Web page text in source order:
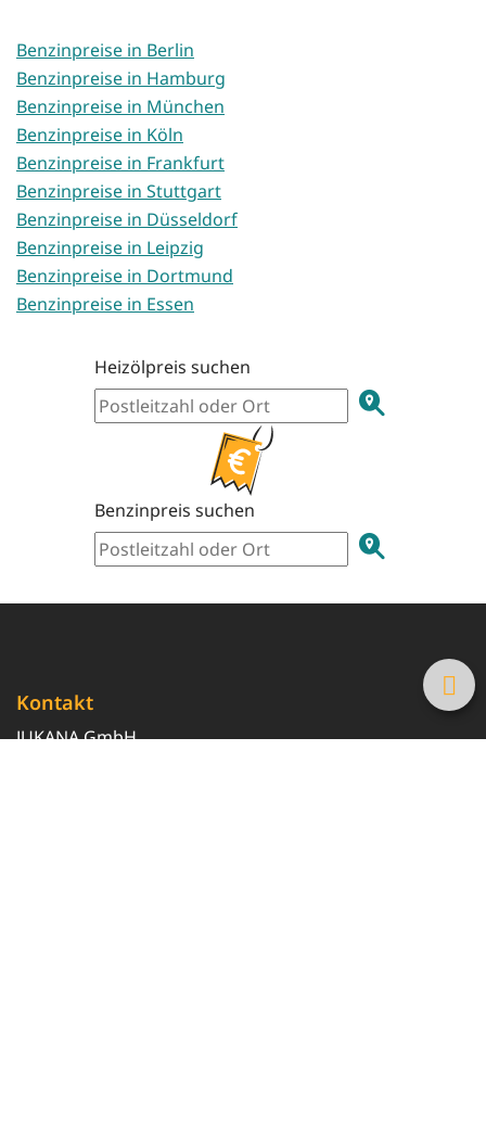
Benzinpreise in Berlin
Benzinpreise in Hamburg
Benzinpreise in München
Benzinpreise in Köln
Benzinpreise in Frankfurt
Benzinpreise in Stuttgart
Benzinpreise in Düsseldorf
Benzinpreise in Leipzig
Benzinpreise in Dortmund
Benzinpreise in Essen
Heizölpreis suchen
Benzinpreis suchen
Kontakt
JUKANA GmbH